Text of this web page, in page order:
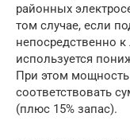
районных
том случае, если
непосредственно
используется
При этом
соответствовать
(плюс 15% запас).